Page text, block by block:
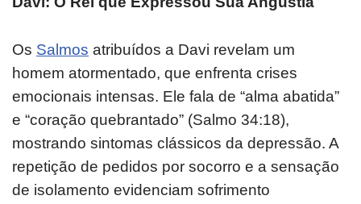
Os Salmos atribuídos a Davi revelam um
homem atormentado, que enfrenta crises
emocionais intensas. Ele fala de “alma abatida”
e “coração quebrantado” (Salmo 34:18),
mostrando sintomas clássicos da depressão. A
repetição de pedidos por socorro e a sensação
de isolamento evidenciam sofrimento